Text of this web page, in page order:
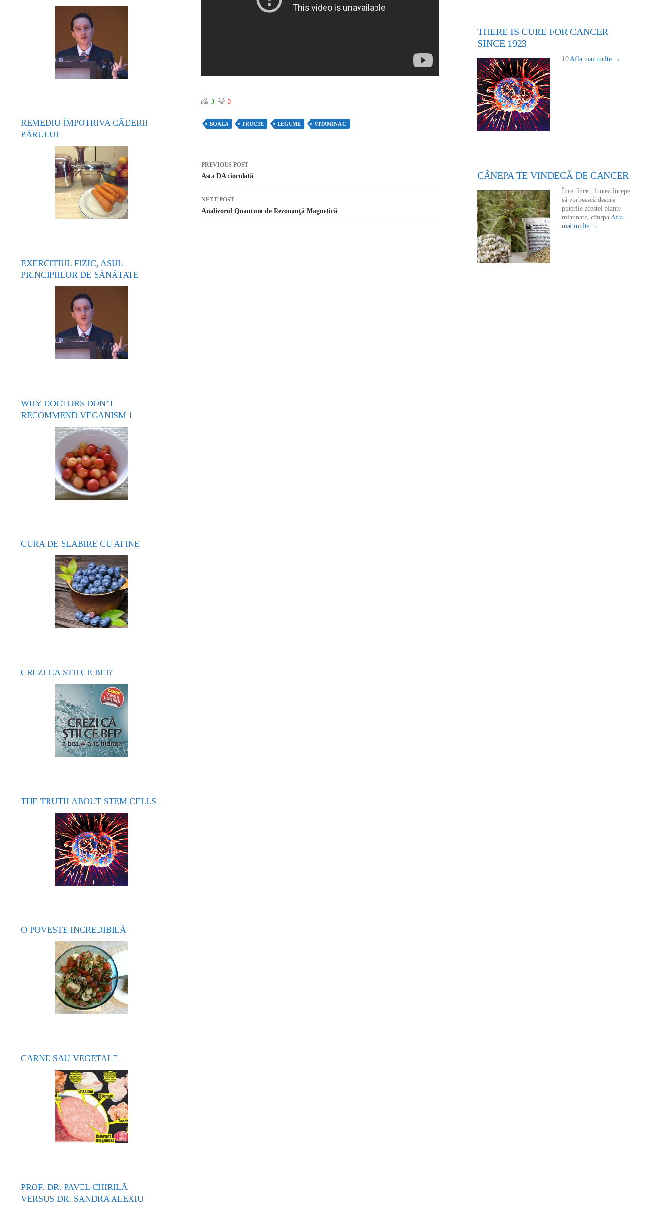
3 0
BOALA FRUCTE LEGUME VITAMINA C
Post navigation
PREVIOUS POST
Asta DA ciocolată
NEXT POST
Analizorul Quantum de Rezonanţă Magnetică
THERE IS CURE FOR CANCER
SINCE 1923
10 Afla mai multe →
CÂNEPA TE VINDECĂ DE CANCER
Încet încet, lumea începe
să vorbească despre
puterile acestei plante
minunate, cânepa Afla
mai multe →
REMEDIU ÎMPOTRIVA CĂDERII
PĂRULUI
EXERCIȚIUL FIZIC, ASUL
PRINCIPIILOR DE SĂNĂTATE
WHY DOCTORS DON’T
RECOMMEND VEGANISM 1
CURA DE SLABIRE CU AFINE
CREZI CA ȘTII CE BEI?
THE TRUTH ABOUT STEM CELLS
O POVESTE INCREDIBILĂ
CARNE SAU VEGETALE
PROF. DR. PAVEL CHIRILĂ
VERSUS DR. SANDRA ALEXIU